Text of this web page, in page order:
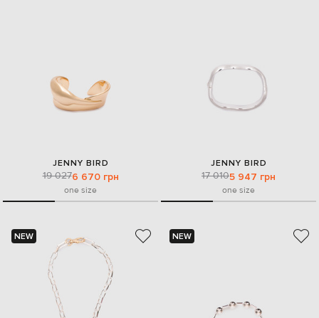
JENNY BIRD
19 0276 670 грн
one size
JENNY BIRD
17 0105 947 грн
one size
NEW NEW